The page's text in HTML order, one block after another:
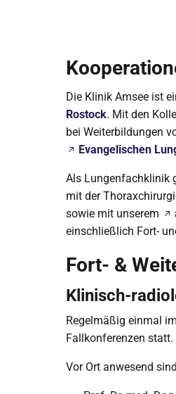
Die Klinik Amsee ist
Rostock. Mit den
bei Weiterbildungen
Evangelischen
Als Lungenfachklinik
mit der
sowie mit unserem
einschließlich Fort-
Fort- &
Klinisch-
Regelmäßig einmal
Fallkonferenzen statt.
Vor Ort anwesend